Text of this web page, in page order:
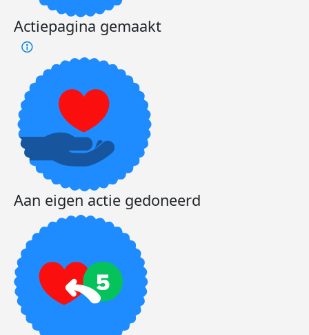
Actiepagina gemaakt
Aan eigen actie gedoneerd